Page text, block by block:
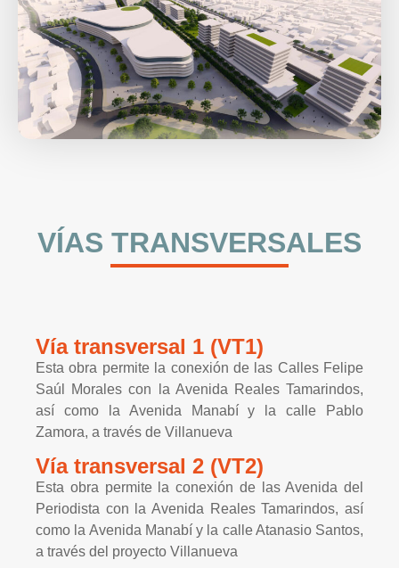
VÍAS TRANSVERSALES
Vía transversal 1 (VT1)
Esta obra permite la conexión de las Calles Felipe
Saúl Morales con la Avenida Reales Tamarindos,
así como la Avenida Manabí y la calle Pablo
Zamora, a través de Villanueva
Vía transversal 2 (VT2)
Esta obra permite la conexión de las Avenida del
Periodista con la Avenida Reales Tamarindos, así
como la Avenida Manabí y la calle Atanasio Santos,
a través del proyecto Villanueva